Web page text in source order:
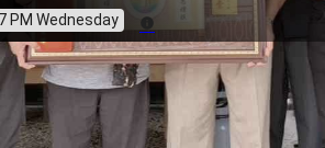
PM Wednesday info